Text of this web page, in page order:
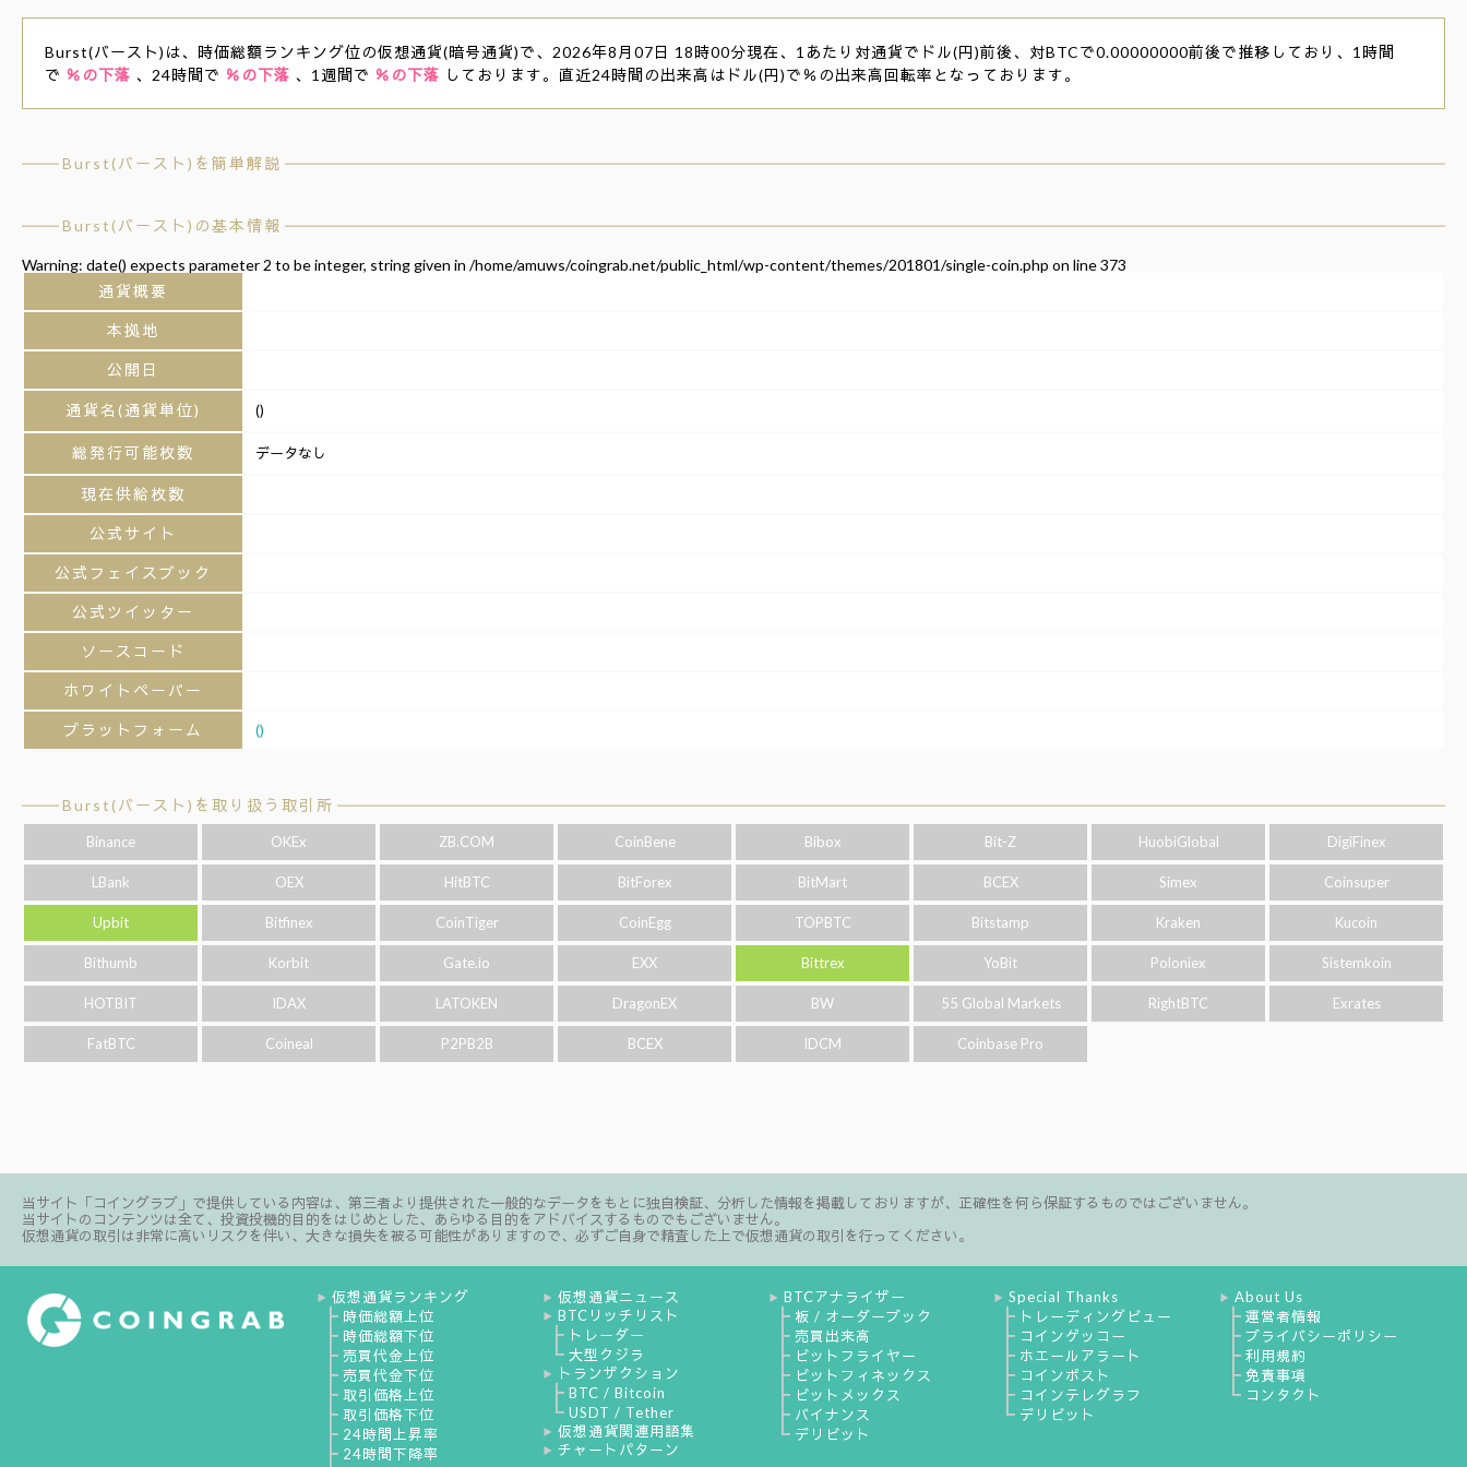
Burst(バースト)は、時価総額ランキング位の仮想通貨(暗号通貨)で、2026年8月07日 18時00分現在、1あたり対通貨でドル(円)前後、対BTCで0.00000000前後で推移しており、1時間
で ％の下落 、24時間で ％の下落 、1週間で ％の下落 しております。直近24時間の出来高はドル(円)で％の出来高回転率となっております。
Burst(バースト)を簡単解説
Burst(バースト)の基本情報
Warning: date() expects parameter 2 to be integer, string given in /home/amuws/coingrab.net/public_html/wp-content/themes/201801/single-coin.php on line373
通貨概要
本拠地
公開日
通貨名(通貨単位) ()
総発行可能枚数 データなし
現在供給枚数
公式サイト
公式フェイスブック
公式ツイッター
ソースコード
ホワイトペーパー
プラットフォーム ()
Burst(バースト)を取り扱う取引所
Binance OKEx ZB.COM CoinBene Bibox Bit-Z HuobiGlobal DigiFinex
LBank OEX HitBTC BitForex BitMart BCEX Simex Coinsuper
Upbit Bitfinex CoinTiger CoinEgg TOPBTC Bitstamp Kraken Kucoin
Bithumb Korbit Gate.io EXX Bittrex YoBit Poloniex Sistemkoin
HOTBIT IDAX LATOKEN DragonEX BW 55 Global Markets RightBTC Exrates
FatBTC Coineal P2PB2B BCEX IDCM Coinbase Pro
当サイト「コイングラブ」で提供している内容は、第三者より提供された一般的なデータをもとに独自検証、分析した情報を掲載しておりますが、正確性を何ら保証するものではございません。
当サイトのコンテンツは全て、投資投機的目的をはじめとした、あらゆる目的をアドバイスするものでもございません。
仮想通貨の取引は非常に高いリスクを伴い、大きな損失を被る可能性がありますので、必ずご自身で精査した上で仮想通貨の取引を行ってください。
▶ 仮想通貨ランキング
┣ 時価総額上位
┣ 時価総額下位
┣ 売買代金上位
┣ 売買代金下位
┣ 取引価格上位
┣ 取引価格下位
┣ 24時間上昇率
┣ 24時間下降率
▶ 仮想通貨ニュース
▶ BTCリッチリスト
┣ トレーダー
┗ 大型クジラ
▶ トランザクション
┣ BTC / Bitcoin
┗ USDT / Tether
▶ 仮想通貨関連用語集
▶ チャートパターン
▶ BTCアナライザー
┣ 板 / オーダーブック
┣ 売買出来高
┣ ビットフライヤー
┣ ビットフィネックス
┣ ビットメックス
┣ バイナンス
┗ デリビット
▶ Special Thanks
┣ トレーディングビュー
┣ コインゲッコー
┣ ホエールアラート
┣ コインポスト
┣ コインテレグラフ
┗ デリビット
▶ About Us
┣ 運営者情報
┣ プライバシーポリシー
┣ 利用規約
┣ 免責事項
┗ コンタクト